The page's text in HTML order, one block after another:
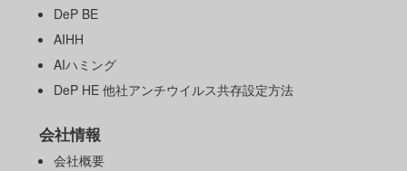
DeP BE
AIHH
AIハミング
DeP HE 他社アンチウイルス共存設定方法
会社情報
会社概要